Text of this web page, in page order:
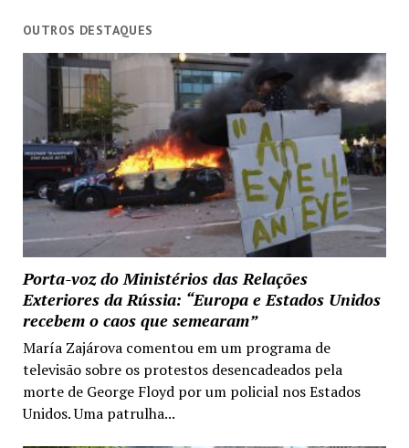
OUTROS DESTAQUES
Porta-voz do Ministérios das Relações
Exteriores da Rússia: “Europa e Estados Unidos
recebem o caos que semearam”
María Zajárova comentou em um programa de
televisão sobre os protestos desencadeados pela
morte de George Floyd por um policial nos Estados
Unidos. Uma patrulha...